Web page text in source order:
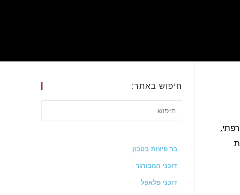
חיפוש באתר:
בר פיצות בטבון
דוכני המבורגר
דוכני פלאפל